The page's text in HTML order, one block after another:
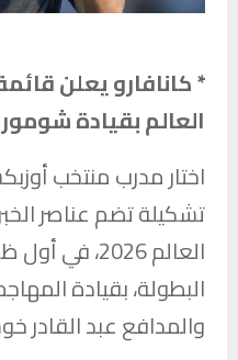
* كانافارو يعلن
العالم بقيادة
اختار مدرب منتخب
تشكيلة تضم عناصر
العالم 2026،
البطولة، بقيادة
والمدافع عبد القادر